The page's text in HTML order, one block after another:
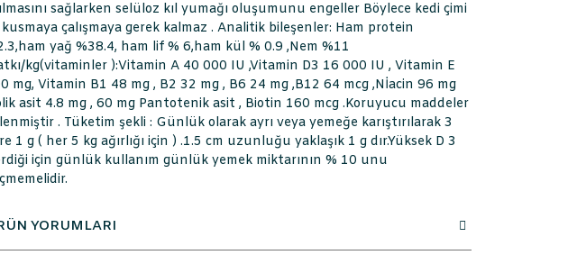
sağlarken selüloz kıl yumağı oluşumunu engeller Böylece kedi çimi
çalışmaya gerek kalmaz . Analitik bileşenler: Ham protein
yağ %38.4, ham lif % 6,ham kül % 0.9 ,Nem %11
kg(vitaminler ):Vitamin A 40 000 IU ,Vitamin D3 16 000 IU , Vitamin E
mg, Vitamin B1 48 mg , B2 32 mg , B6 24 mg ,B12 64 mcg ,Nİacin 96 mg
asit 4.8 mg , 60 mg Pantotenik asit , Biotin 160 mcg .Koruyucu maddeler
. Tüketim şekli : Günlük olarak ayrı veya yemeğe karıştırılarak 3
1 g ( her 5 kg ağırlığı için ) .1.5 cm uzunluğu yaklaşık 1 g dır.Yüksek D 3
için günlük kullanım günlük yemek miktarının % 10 unu
YORUMLARI